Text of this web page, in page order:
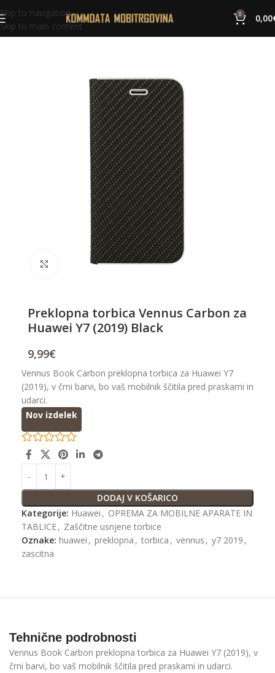
Skip to navigation
Skip to main content
0 0,00
Click to enlarge
Preklopna torbica Vennus Carbon za
Huawei Y7 (2019) Black
9,99€
Vennus Book Carbon preklopna torbica za Huawei Y7
(2019), v črni barvi, bo vaš mobilnik ščitila pred praskami in
udarci.
DODAJ V KOŠARICO
Nov izdelek
Kategorije: Huawei , OPREMA ZA MOBILNE APARATE IN
TABLICE, Zaščitne usnjene torbice
Oznake: huawei , preklopna , torbica , vennus , y7 2019 ,
zascitna
Tehnične podrobnosti
Vennus Book Carbon preklopna torbica za Huawei Y7 (2019), v
črni barvi, bo vaš mobilnik ščitila pred praskami in udarci.